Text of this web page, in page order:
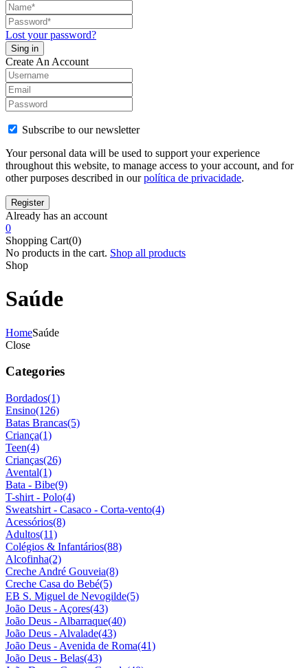
Lost your password?
Create An Account
Subscribe to our newsletter
Your personal data will be used to support your experience
throughout this website, to manage access to your account, and for
other purposes described in ourpolítica de privacidade.
Already has an account
0
Shopping Cart(0)
No products in the cart. Shop all products
Shop
Saúde
HomeSaúde
Close
Categories
Bordados(1)
Ensino(126)
Batas Brancas(5)
Criança(1)
Teen(4)
Crianças(26)
Avental(1)
Bata - Bibe(9)
T-shirt - Polo(4)
Sweatshirt - Casaco - Corta-vento(4)
Acessórios(8)
Adultos(11)
Colégios & Infantários(88)
Alcofinha(2)
Creche André Gouveia(8)
Creche Casa do Bebé(5)
EB S. Miguel de Nevogilde(5)
João Deus - Açores(43)
João Deus - Albarraque(40)
João Deus - Alvalade(43)
João Deus - Avenida de Roma(41)
João Deus - Belas(43)